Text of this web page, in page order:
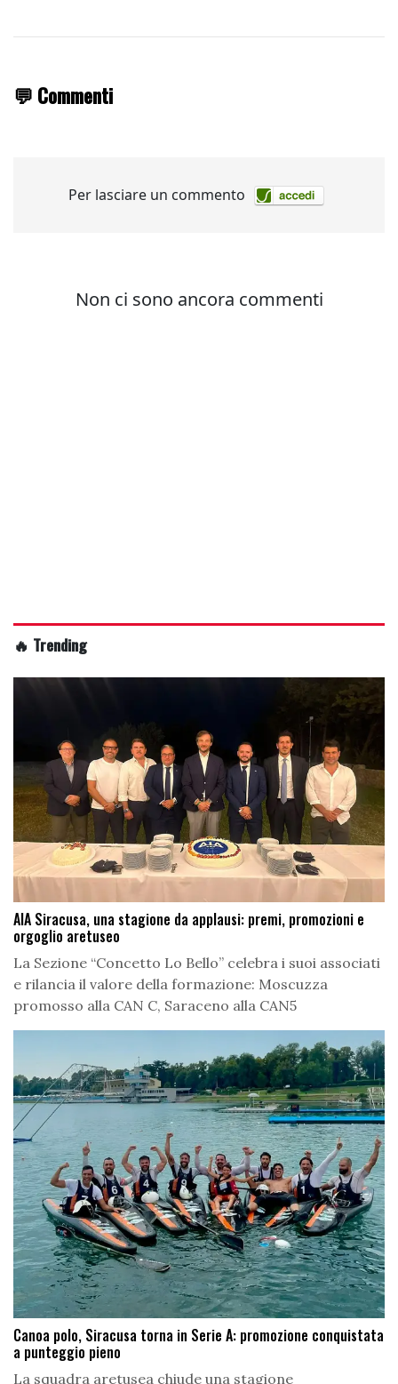
💬 Commenti
🔥 Trending
AIA Siracusa, una stagione da applausi: premi, promozioni e
orgoglio aretuseo
La Sezione “Concetto Lo Bello” celebra i suoi associati
e rilancia il valore della formazione: Moscuzza
promosso alla CAN C, Saraceno alla CAN5
Canoa polo, Siracusa torna in Serie A: promozione conquistata
a punteggio pieno
La squadra aretusea chiude una stagione